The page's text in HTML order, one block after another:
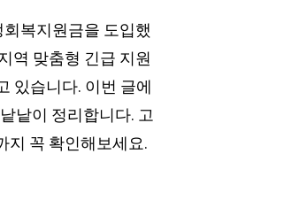
복지원금을 도입했
역 맞춤형 긴급 지원
있습니다. 이번 글에
낱이 정리합니다. 고
지 꼭 확인해보세요.